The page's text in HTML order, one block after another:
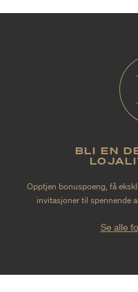
BLI EN
Opptjen bonuspoeng, få
invitasjoner til spennende
Se alle